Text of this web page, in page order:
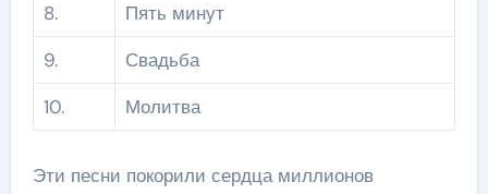
8.
Пять минут
9.
Свадьба
10.
Молитва
Эти песни покорили сердца миллионов